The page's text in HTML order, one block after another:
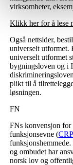
virksomheter,
Klikk her for å lese
Også nettsider,
universelt
universelt utformet
bygningsloven og i
plikt til å
løsningen.
FN
FNs konvensjon for
funksjonsevne (
og ombudet har
norsk lov og